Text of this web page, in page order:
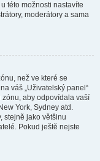
této možnosti nastavíte
moderátory a sama
než ve které se
váš „Uživatelský panel“
zónu, aby odpovídala vaší
York, Sydney atd.
stejně jako většinu
Pokud ještě nejste